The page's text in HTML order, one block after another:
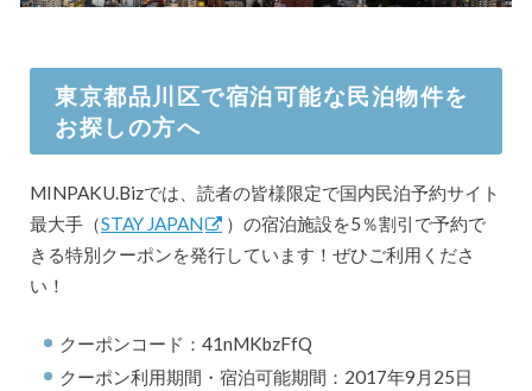
東京都品川区で宿泊可能な民泊物件を
お探しの方へ
MINPAKU.Bizでは、読者の皆様限定で国内民泊予約サイト
最大手（STAY JAPAN
）の宿泊施設を5％割引で予約で
きる特別クーポンを発行しています！ぜひご利用くださ
い！
クーポンコード：41nMKbzFfQ
クーポン利用期間・宿泊可能期間：2017年9月25日